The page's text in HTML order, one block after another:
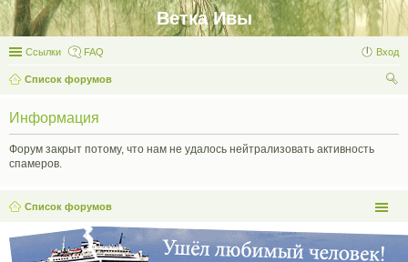
Ветка Ивы
Ссылки FAQ Вход
Список форумов
Информация
Форум закрыт потому, что нам не удалось нейтрализовать активность
спамеров.
Список форумов